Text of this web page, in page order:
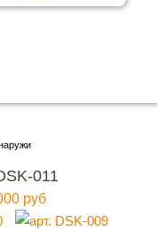
011
руб
входную дверь в